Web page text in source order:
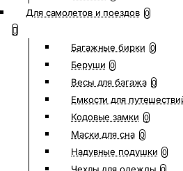
Для самолетов и поездов 0
Багажные бирки 0
Беруши 0
Весы для багажа 0
Емкости для
Кодовые замки 0
Маски для сна 0
Надувные подушки 0